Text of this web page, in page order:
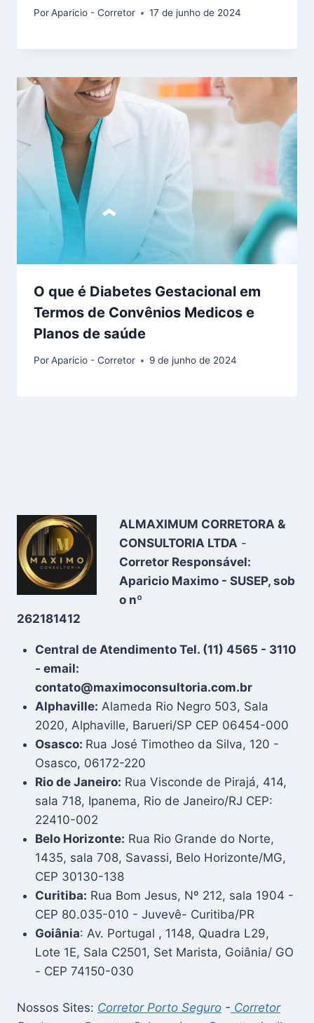
PorAparicio - Corretor 17 de junho de 2024
O que é Diabetes Gestacional em
Termos de Convênios Medicos e
Planos de saúde
PorAparicio - Corretor 9 de junho de 2024
ALMAXIMUM CORRETORA &
CONSULTORIA LTDA -
Corretor Responsável:
Aparicio Maximo - SUSEP, sob
o nº
262181412
Central de Atendimento Tel. (11) 4565 - 3110
- email:
contato@maximoconsultoria.com.br
Alphaville: Alameda Rio Negro 503, Sala
2020, Alphaville, Barueri/SP CEP 06454-000
Osasco: Rua José Timotheo da Silva, 120 -
Osasco, 06172-220
Rio de Janeiro: Rua Visconde de Pirajá, 414,
sala 718, Ipanema, Rio de Janeiro/RJ CEP:
22410-002
Belo Horizonte: Rua Rio Grande do Norte,
1435, sala 708, Savassi, Belo Horizonte/MG,
CEP 30130-138
Curitiba: Rua Bom Jesus, Nº 212, sala 1904 -
CEP 80.035-010 - Juvevê- Curitiba/PR
Goiânia: Av. Portugal , 1148, Quadra L29,
Lote 1E, Sala C2501, Set Marista, Goiânia/ GO
- CEP 74150-030
Nossos Sites: Corretor Porto Seguro - Corretor